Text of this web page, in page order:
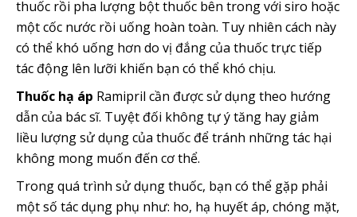
thuốc rồi pha lượng bột thuốc bên trong với siro hoặc
một cốc nước rồi uống hoàn toàn. Tuy nhiên cách này
có thể khó uống hơn do vị đắng của thuốc trực tiếp
tác động lên lưỡi khiến bạn có thể khó chịu.
Thuốc hạ áp Ramipril cần được sử dụng theo hướng
dẫn của bác sĩ. Tuyệt đối không tự ý tăng hay giảm
liều lượng sử dụng của thuốc để tránh những tác hại
không mong muốn đến cơ thể.
Trong quá trình sử dụng thuốc, bạn có thể gặp phải
một số tác dụng phụ như: ho, hạ huyết áp, chóng mặt,